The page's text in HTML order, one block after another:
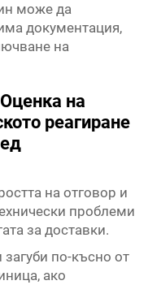
може да
документация,
на
на
реагиране
на отговор и
проблеми
за доставки.
по-късно от
ако